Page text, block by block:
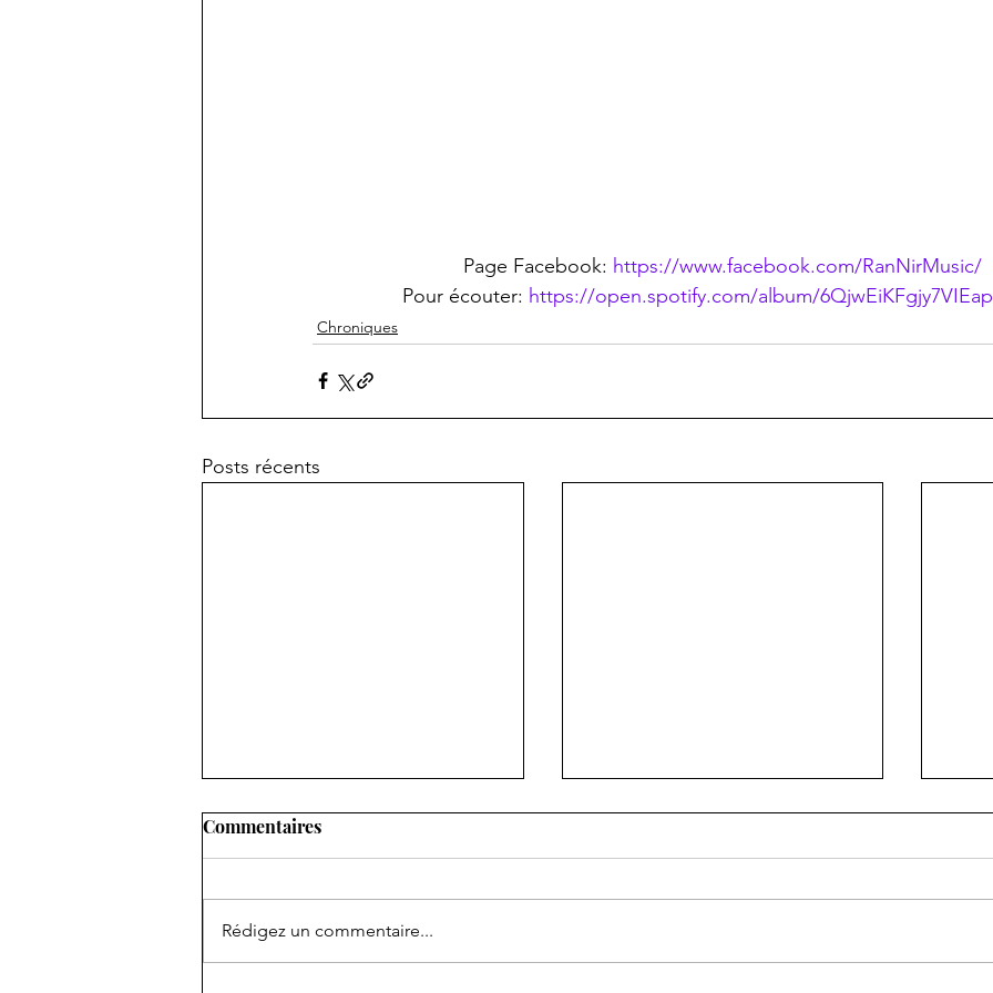
Page Facebook: https://www.facebook.com/RanNirMusic/
Pour écouter: https://open.spotify.com/album/
Chroniques
Posts récents
Commentaires
Rédigez un commentaire...